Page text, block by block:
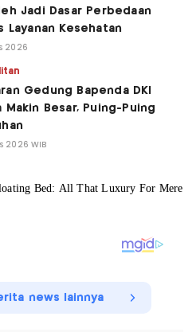
Jadi Dasar Perbedaan
Layanan Kesehatan
2026
Gedung Bapenda DKI
Makin Besar, Puing-Puing
2026 WIB
news lainnya